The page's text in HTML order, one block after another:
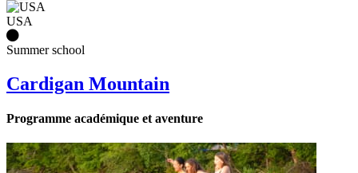
USA
Summer school
Cardigan Mountain
Programme académique et aventure